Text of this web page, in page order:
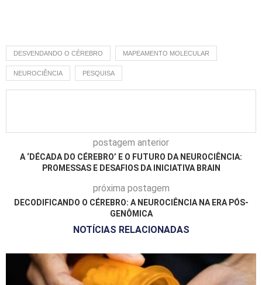
DESVENDANDO O CÉREBRO MAPEAMENTO MOLECULAR
NEUROCIÊNCIA PESQUISA
postagem anterior
A ‘DÉCADA DO CÉREBRO’ E O FUTURO DA NEUROCIÊNCIA:
PROMESSAS E DESAFIOS DA INICIATIVA BRAIN
próxima postagem
DECODIFICANDO O CÉREBRO: A NEUROCIÊNCIA NA ERA PÓS-
GENÔMICA
NOTÍCIAS RELACIONADAS